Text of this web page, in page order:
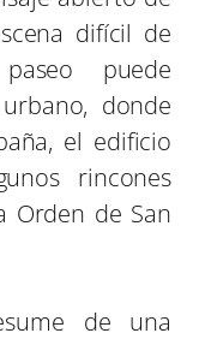
difícil de
puede
donde
el edificio
rincones
Orden de San
de una